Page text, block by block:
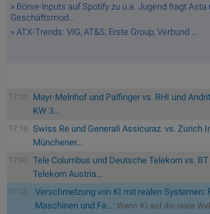
» Börse-Inputs auf Spotify zu u.a. Jugend fragt Asta
Geschäftsmod...
» ATX-Trends: VIG, AT&S, Erste Group, Verbund ...
17:20
Mayr-Melnhof und Palfinger vs. RHI und
KW 3...
17:10
Swiss Re und Generali Assicuraz. vs. Zurich
Münchener...
17:00
Tele Columbus und Deutsche Telekom vs. BT
Telekom Austria...
07.08.
Verschmelzung von KI mit realen Systemen:
Maschinen und Fa...: Wenn KI auf die reale